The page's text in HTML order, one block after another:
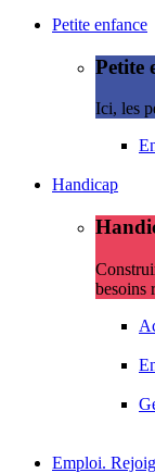
Petite enfance
Petite
Ici, les
Handicap
besoins
Emploi.